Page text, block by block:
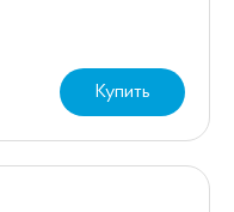
Купить